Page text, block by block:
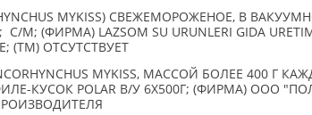
MYKISS) СВЕЖЕМОРОЖЕНОЕ, В
(ФИРМА) LAZSOM SU URUNLERI GIDA URETIM
(TM) ОТСУТСТВУЕТ
MYKISS, МАССОЙ БОЛЕЕ 400 Г
КУСОК POLAR В/У 6X500Г; (ФИРМА) ООО